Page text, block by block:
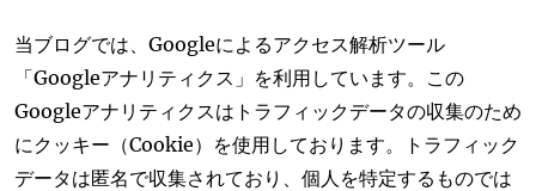
当ブログでは、Googleによるアクセス解析ツール
「Googleアナリティクス」を利用しています。この
Googleアナリティクスはトラフィックデータの収集のため
にクッキー（Cookie）を使用しております。トラフィック
データは匿名で収集されており、個人を特定するものでは